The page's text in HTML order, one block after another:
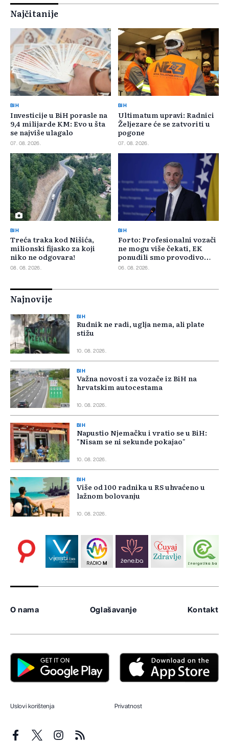
Najčitanije
BIH
Investicije u BiH porasle na
9,4 milijarde KM: Evo u šta
se najviše ulagalo
07. 08. 2026.
BIH
Ultimatum upravi: Radnici
Željezare će se zatvoriti u
pogone
07. 08. 2026.
BIH
Treća traka kod Nišića,
milionski fijasko za koji
niko ne odgovara!
08. 08. 2026.
BIH
Forto: Profesionalni vozači
ne mogu više čekati, EK
ponudili smo provodivo
rješenje
06. 08. 2026.
Najnovije
BIH
Rudnik ne radi, uglja nema, ali plate
stižu
10. 08. 2026.
BIH
Važna novost i za vozače iz BiH na
hrvatskim autocestama
10. 08. 2026.
BIH
Napustio Njemačku i vratio se u BiH:
"Nisam se ni sekunde pokajao"
10. 08. 2026.
BIH
Više od 100 radnika u RS uhvaćeno u
lažnom bolovanju
10. 08. 2026.
O nama Oglašavanje Kontakt
Uslovi korištenja Privatnost